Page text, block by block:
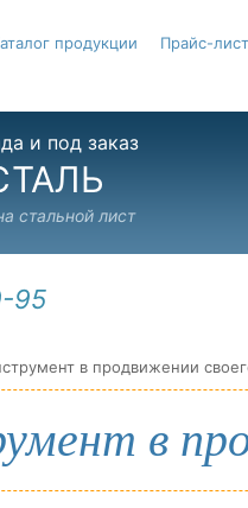
продукции Прайс-лист
и под заказ
стальной лист
95
в продвижении
в